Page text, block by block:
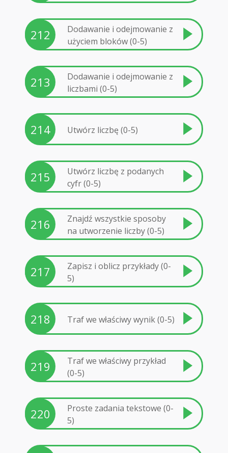
212
Dodawanie i odejmowanie z
użyciem bloków (0-5)
213
Dodawanie i odejmowanie z
liczbami (0-5)
214 Utwórz liczbę (0-5)
215
Utwórz liczbę z podanych
cyfr (0-5)
216
Znajdź wszystkie sposoby
na utworzenie liczby (0-5)
217
Zapisz i oblicz przykłady (0-
5)
218 Traf we właściwy wynik (0-5)
219
Traf we właściwy przykład
(0-5)
220
Proste zadania tekstowe (0-
5)